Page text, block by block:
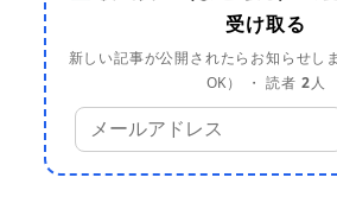
受け取る
新しい記事が公開されたらお知らせし
OK） ・ 読者 2人